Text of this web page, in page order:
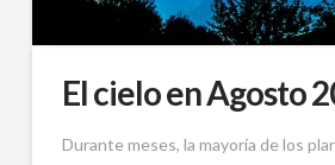
El cielo en Agosto
Durante meses, la mayoría de los